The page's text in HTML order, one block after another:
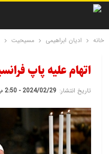
خانه ادیان ابراهیمی مسیحیت
اتهام علیه پاپ
تاریخ انتشار: 2024/02/29 - 2:50 ب.ظ